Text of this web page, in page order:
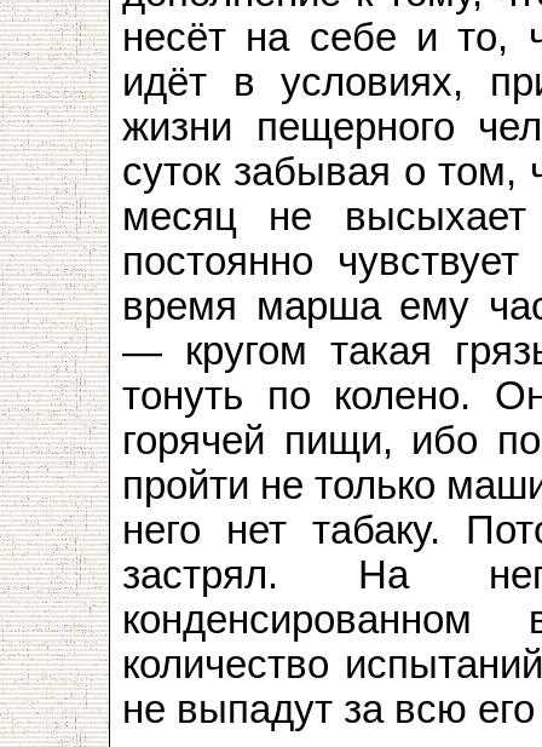
несёт на себе и то,
идёт в условиях,
жизни пещерного
суток забывая о том,
месяц не
постоянно
время марша ему
— кругом такая
тонуть по колено.
горячей пищи, ибо
пройти не только
него нет табаку.
застрял. На
количество
не выпадут за всю его